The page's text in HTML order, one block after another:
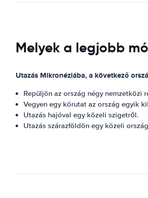
Melyek a legjobb
Utazás Mikronéziába, a következő
Repüljön az ország négy nemzetközi
Vegyen egy körutat az ország egyik
Utazás hajóval egy közeli szigetről.
Utazás szárazföldön egy közeli